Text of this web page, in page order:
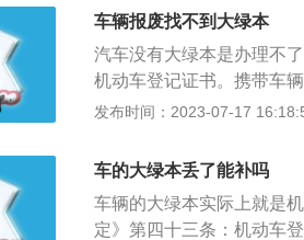
要随车辆一起进行过户。
单都跟A4纸差不多大，并
要，或者想自己重新选择
能，如果有防夹手功能，
况，先喷一些玻璃水，检
刮运行是否流畅。4、检
点力，看密封条是否均匀
有弹性。5、看看底盘有没
了以后，最好是能简单的
等，都要进行简单的检查
随车工具是否齐全。
车辆报废找不到大绿本
汽车没有大绿本是办理不
机动车登记证书。携带车
部门审核后，很快就能补
将报废车辆交有资质的金
发布时间：2023-07-17
车的大绿本丢了能补吗
车辆的大绿本实际上就是
定》第四十三条：机动车